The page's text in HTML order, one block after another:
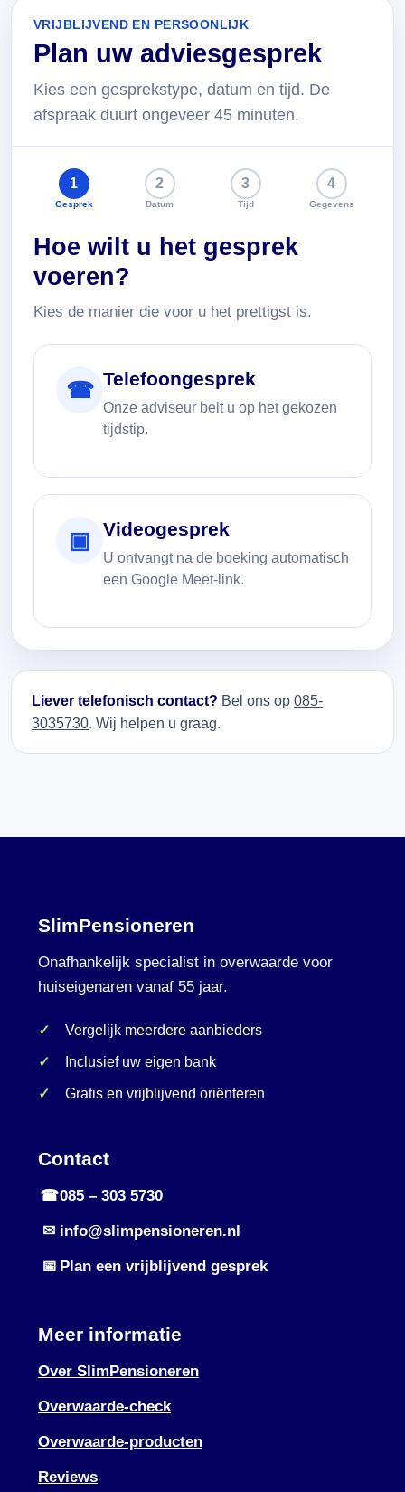
VRIJBLIJVEND EN PERSOONLIJK
Plan uw adviesgesprek
Kies een gesprekstype, datum en tijd. De
afspraak duurt ongeveer 45 minuten.
1
Gesprek
2
Datum
3
Tijd
4
Gegevens
Hoe wilt u het gesprek
voeren?
Kies de manier die voor u het prettigst is.
☎ Telefoongesprek
Onze adviseur belt u op het gekozen
tijdstip.
▣ Videogesprek
U ontvangt na de boeking automatisch
een Google Meet-link.
Liever telefonisch contact? Bel ons op 085-
3035730. Wij helpen u graag.
SlimPensioneren
Onafhankelijk specialist in overwaarde voor
huiseigenaren vanaf 55 jaar.
Vergelijk meerdere aanbieders
Inclusief uw eigen bank
Gratis en vrijblijvend oriënteren
Contact
☎085 – 303 5730
✉ info@slimpensioneren.nl
📅 Plan een vrijblijvend gesprek
Meer informatie
Over SlimPensioneren
Overwaarde-check
Overwaarde-producten
Reviews